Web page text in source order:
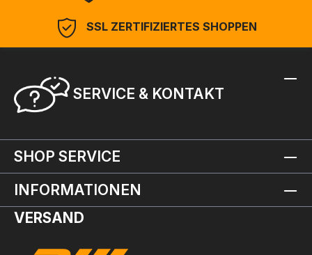
SSL ZERTIFIZIERTES SHOPPEN
SERVICE & KONTAKT
SHOP SERVICE
INFORMATIONEN
VERSAND